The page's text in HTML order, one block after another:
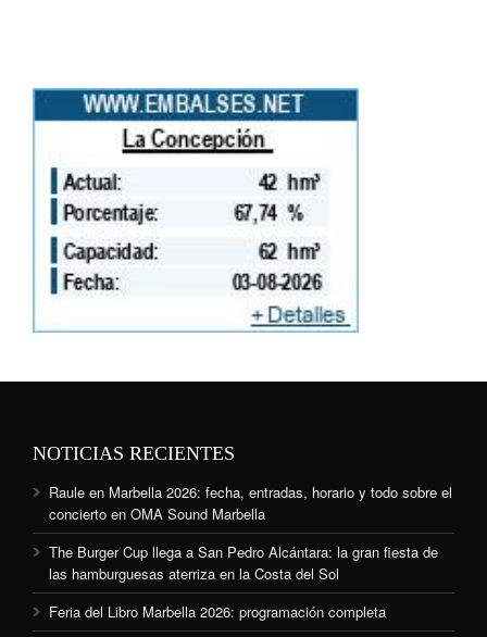
NOTICIAS RECIENTES
Raule en Marbella 2026: fecha, entradas, horario y todo sobre el
concierto en OMA Sound Marbella
The Burger Cup llega a San Pedro Alcántara: la gran fiesta de
las hamburguesas aterriza en la Costa del Sol
Feria del Libro Marbella 2026: programación completa